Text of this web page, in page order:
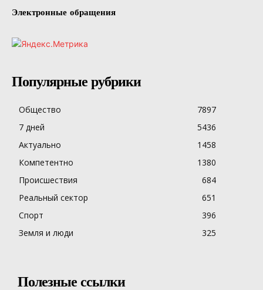
Электронные обращения
Популярные рубрики
Общество
7897
7 дней
5436
Актуально
1458
Компетентно
1380
Происшествия
684
Реальный сектор
651
Спорт
396
Земля и люди
325
Полезные ссылки